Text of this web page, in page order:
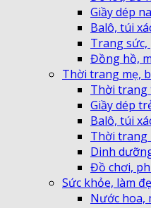
Giầy dép
Balô, túi
Trang
Đồng hồ,
Thời trang mẹ,
Thời trang
Giầy dép
Balô, túi
Thời trang
Dinh
Đồ chơi,
Sức khỏe, làm
Nước hoa,